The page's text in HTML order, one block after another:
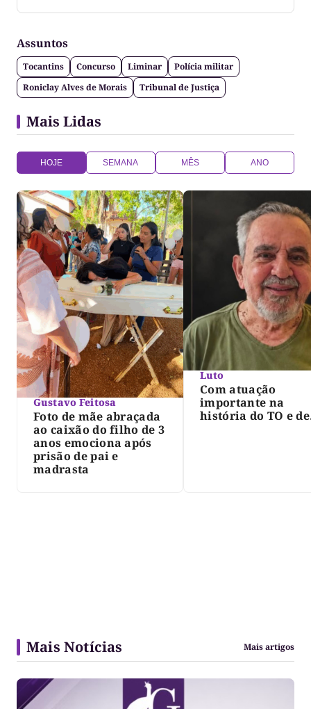
Tocantins
Assuntos
Tocantins Concurso Liminar
Polícia militar
Roniclay Alves de Morais
Tribunal de Justiça
Mais Lidas
HOJE SEMANA MÊS ANO
Gustavo Feitosa
Foto de mãe abraçada
ao caixão do filho de 3
anos emociona após
prisão de pai e
madrasta
Luto
Com atuação
importante na
história do TO e de
Mais Notícias Mais artigos